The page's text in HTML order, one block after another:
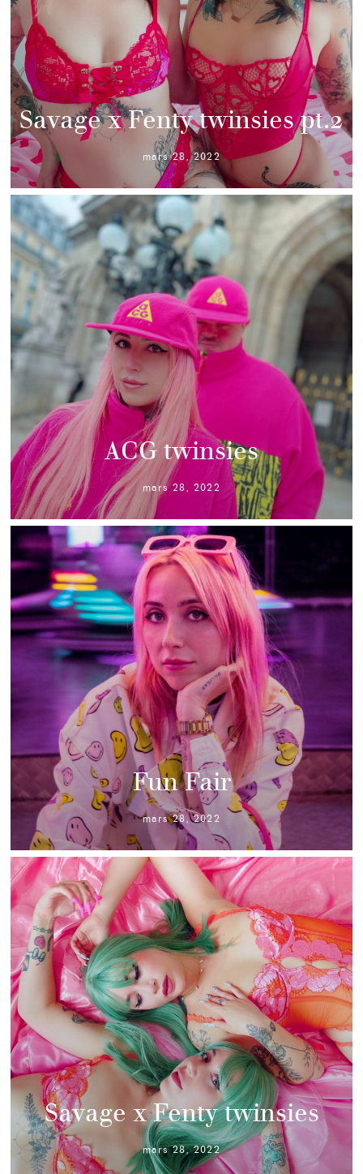
Savage x Fenty twinsies pt.2
mars 28, 2022
ACG twinsies
mars 28, 2022
Fun Fair
mars 28, 2022
Savage x Fenty twinsies
mars 28, 2022